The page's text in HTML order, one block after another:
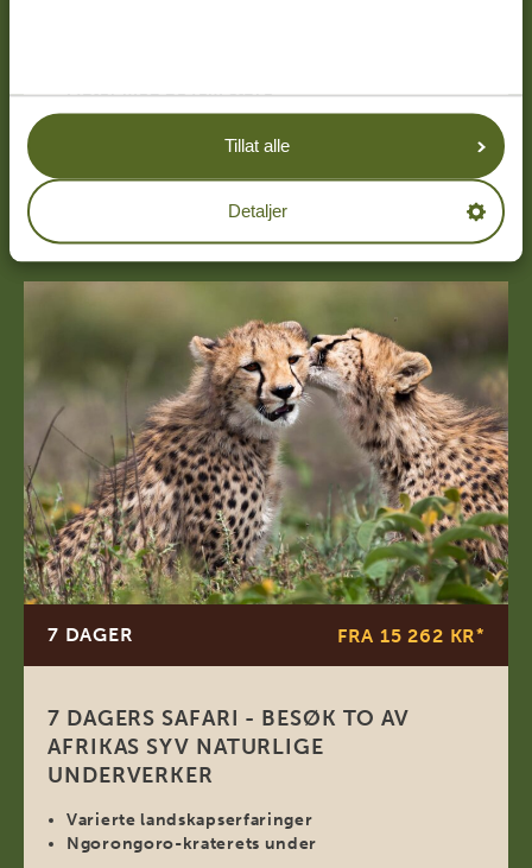
Tillat alle
Detaljer
Møter med de fem store
Fantastiske strender på Zanzibar
LES MER OM DETTE
7 DAGER FRA 15 262 KR*
7 DAGERS SAFARI - BESØK TO AV
AFRIKAS SYV NATURLIGE
UNDERVERKER
Varierte landskapserfaringer
Ngorongoro-kraterets under